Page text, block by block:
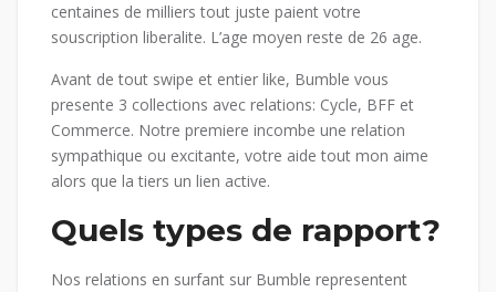
centaines de milliers tout juste paient votre
souscription liberalite. L’age moyen reste de 26 age.
Avant de tout swipe et entier like, Bumble vous
presente 3 collections avec relations: Cycle, BFF et
Commerce. Notre premiere incombe une relation
sympathique ou excitante, votre aide tout mon aime
alors que la tiers un lien active.
Quels types de rapport?
Nos relations en surfant sur Bumble representent